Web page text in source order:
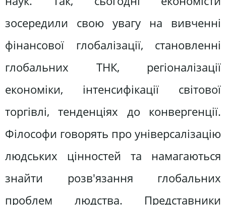
зосередили свою увагу на вивченні
фінансової глобалізації, становленні
глобальних ТНК, регіоналізації
економіки, інтенсифікації світової
торгівлі, тенденціях до конвергенції.
Філософи говорять про універсалізацію
людських цінностей та намагаються
знайти розв'язання глобальних
проблем людства. Представники